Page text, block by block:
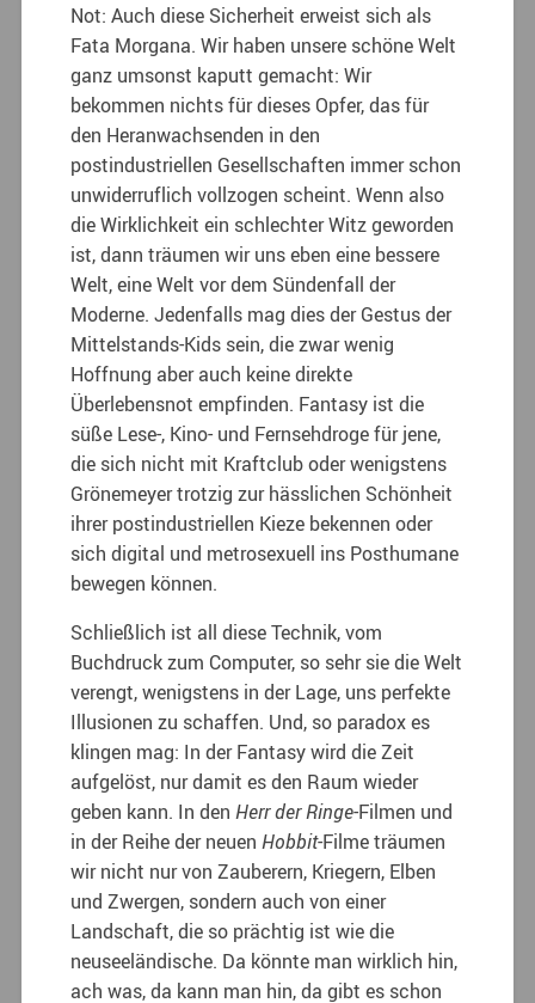
Not: Auch diese Sicherheit erweist sich als
Fata Morgana. Wir haben unsere schöne Welt
ganz umsonst kaputt gemacht: Wir
bekommen nichts für dieses Opfer, das für
den Heranwachsenden in den
postindustriellen Gesellschaften immer schon
unwiderruflich vollzogen scheint. Wenn also
die Wirklichkeit ein schlechter Witz geworden
ist, dann träumen wir uns eben eine bessere
Welt, eine Welt vor dem Sündenfall der
Moderne. Jedenfalls mag dies der Gestus der
Mittelstands-Kids sein, die zwar wenig
Hoffnung aber auch keine direkte
Überlebensnot empfinden. Fantasy ist die
süße Lese-, Kino- und Fernsehdroge für jene,
die sich nicht mit Kraftclub oder wenigstens
Grönemeyer trotzig zur hässlichen Schönheit
ihrer postindustriellen Kieze bekennen oder
sich digital und metrosexuell ins Posthumane
bewegen können.
Schließlich ist all diese Technik, vom
Buchdruck zum Computer, so sehr sie die Welt
verengt, wenigstens in der Lage, uns perfekte
Illusionen zu schaffen. Und, so paradox es
klingen mag: In der Fantasy wird die Zeit
aufgelöst, nur damit es den Raum wieder
geben kann. In denHerr der Ringe-Filmen und
in der Reihe der neuenHobbit-Filme träumen
wir nicht nur von Zauberern, Kriegern, Elben
und Zwergen, sondern auch von einer
Landschaft, die so prächtig ist wie die
neuseeländische. Da könnte man wirklich hin,
ach was, da kann man hin, da gibt es schon